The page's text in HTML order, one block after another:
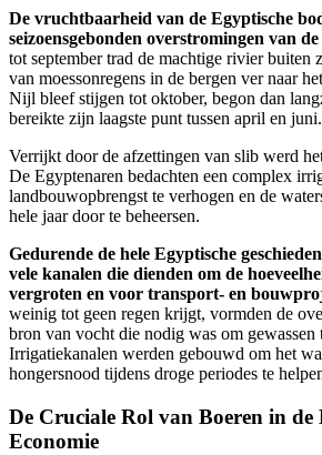
De vruchtbaarheid van de Egyptische
seizoensgebonden overstromingen van
tot september trad de machtige rivier buiten
van moessonregens in de bergen ver naar
Nijl bleef stijgen tot oktober, begon dan
bereikte zijn laagste punt tussen april en juni.
Verrijkt door de afzettingen van slib werd
De Egyptenaren bedachten een complex
landbouwopbrengst te verhogen en de
hele jaar door te beheersen.
Gedurende de hele Egyptische
vele kanalen die dienden om de
vergroten en voor transport- en
weinig tot geen regen krijgt, vormden de
bron van vocht die nodig was om gewassen
Irrigatiekanalen werden gebouwd om het
hongersnood tijdens droge periodes te
De Cruciale Rol van Boeren in de
Economie